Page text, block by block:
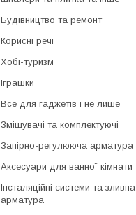
Будівництво та ремонт
Корисні речі
Хобі-туризм
Іграшки
Все для гаджетів і не лише
Змішувачі та комплектуючі
Запірно-регулююча арматура
Аксесуари для ванної кімнати
Інсталяційні системи та зливна
арматура